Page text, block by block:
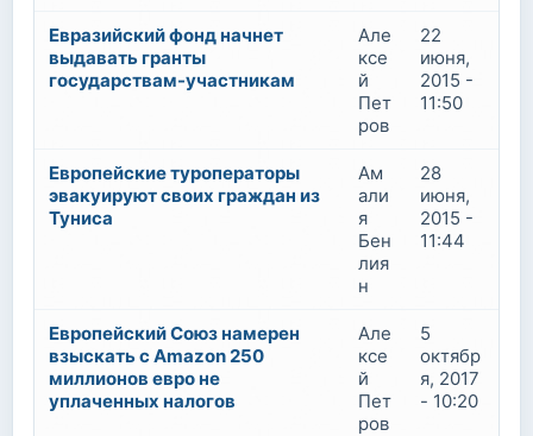
Евразийский фонд начнет
выдавать гранты
государствам-участникам
Але
ксе
й
Пет
ров
22
июня,
2015 -
11:50
Европейские туроператоры
эвакуируют своих граждан из
Туниса
Ам
али
я
Бен
лия
н
28
июня,
2015 -
11:44
Европейский Союз намерен
взыскать с Amazon 250
миллионов евро не
уплаченных налогов
Але
ксе
й
Пет
ров
5
октябр
я, 2017
- 10:20